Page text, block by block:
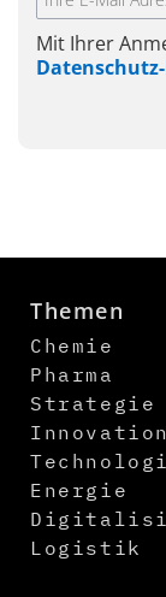
Mit Ihrer
Themen
Chemie
Pharma
Strategie
Innovation
Energie
Logistik